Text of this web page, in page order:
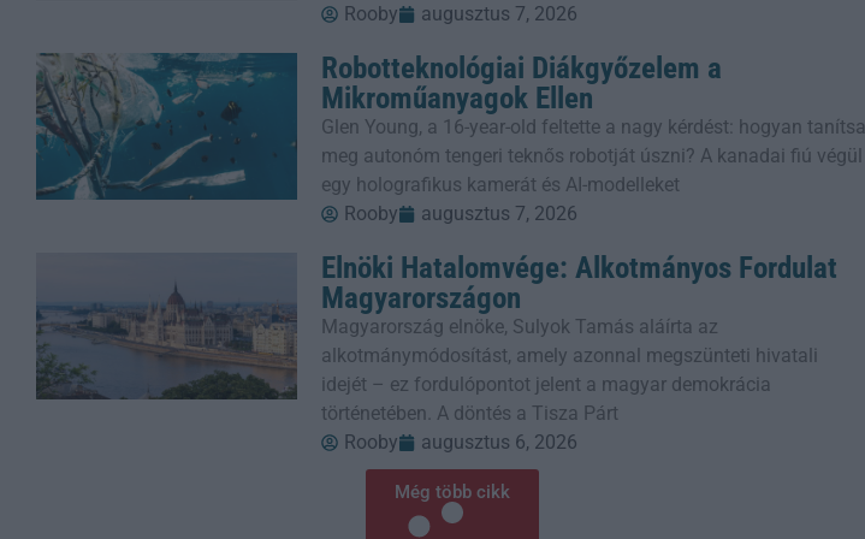
Rooby
augusztus 7, 2026
Robotteknológiai Diákgyőzelem a
Mikroműanyagok Ellen
Glen Young, a 16-year-old feltette a nagy kérdést: hogyan tanítsa
meg autonóm tengeri teknős robotját úszni? A kanadai fiú végül
egy holografikus kamerát és AI-modelleket
Rooby
augusztus 7, 2026
Elnöki Hatalomvége: Alkotmányos Fordulat
Magyarországon
Magyarország elnöke, Sulyok Tamás aláírta az
alkotmánymódosítást, amely azonnal megszünteti hivatali
idejét – ez fordulópontot jelent a magyar demokrácia
történetében. A döntés a Tisza Párt
Rooby
augusztus 6, 2026
Még több cikk